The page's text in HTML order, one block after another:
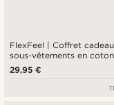
FlexFeel | Coffret
sous-vêtements en
boxers graphite avec
chaussettes graphite et
29,95 €